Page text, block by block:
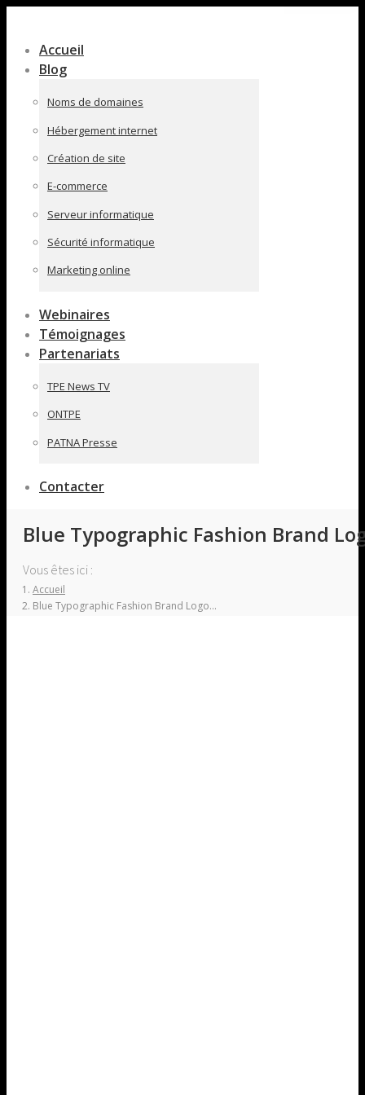
pleine
largeur
Accueil
Blog
Noms de domaines
Hébergement internet
Création de site
E-commerce
Serveur informatique
Sécurité informatique
Marketing online
Webinaires
Témoignages
Partenariats
TPE News TV
ONTPE
PATNA Presse
Contacter
Blue Typographic Fashion Brand
Vous êtes ici :
Accueil
Blue Typographic Fashion Brand Logo…